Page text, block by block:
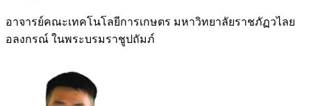
อาจารย์คณะเทคโนโลยีการเกษตร มหาวิทยาลัยราชภัฏวไลย
อลงกรณ์ ในพระบรมราชูปถัมภ์